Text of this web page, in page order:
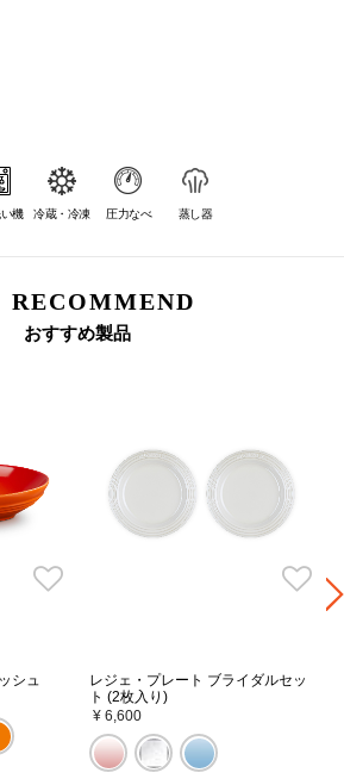
使用感に大きな影響を与えるものではありません。引き続き、朝食やデザート、取り皿など、幅広いシーンでお使いいただけます。何卒ご理解のほど、よろしくお願いいたします。
の色味が若干異なる場合がございます。あらかじめご了承ください。
機 冷蔵・冷凍 圧力なべ 蒸し器
RECOMMEND
おすすめ製品
シュ
レジェ・プレート ブライダルセッ
ト (2枚入り)
¥ 6,600